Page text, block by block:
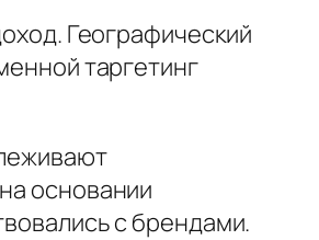
Географический
таргетинг
основании
с брендами.